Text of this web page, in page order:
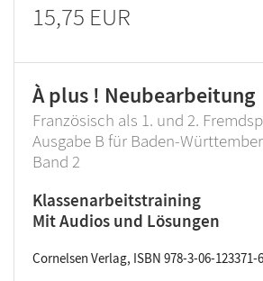
15,75 EUR
À plus ! Neubearbeitung
Französisch als 1. und 2.
Ausgabe B für Baden-
Band 2
Klassenarbeitstraining
Mit Audios und Lösungen
Cornelsen Verlag, ISBN 978-3-06-123371-6